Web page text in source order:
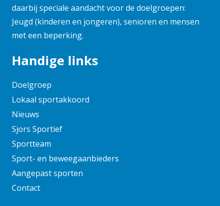
januari 2025
november 2024
oktober 2024
augustus 2024
juni 2024
mei 2024
april 2024
maart 2024
februari 2024
januari 2024
december 2023
november 2023
daarbij speciale aandacht voor de doelgroepen:
Jeugd (kinderen en jongeren), senioren en mensen
met een beperking.
Handige links
Doelgroep
Lokaal sportakkoord
Nieuws
Sjors Sportief
Sportteam
Sport- en beweegaanbieders
Aangepast sporten
Contact